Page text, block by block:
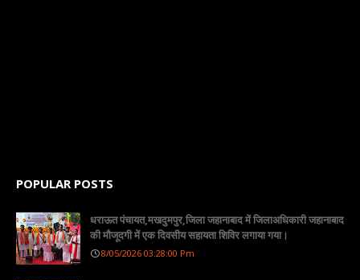
POPULAR POSTS
धराऊत पंचायत,मखदुमपुर,जिला जहानाबाद में जिलाअधिकारी जहानाबाद
की मौजूदगी में एक दिवसीय सहायता शिविर लगाया गया।
8/05/2026 03:28:00 Pm